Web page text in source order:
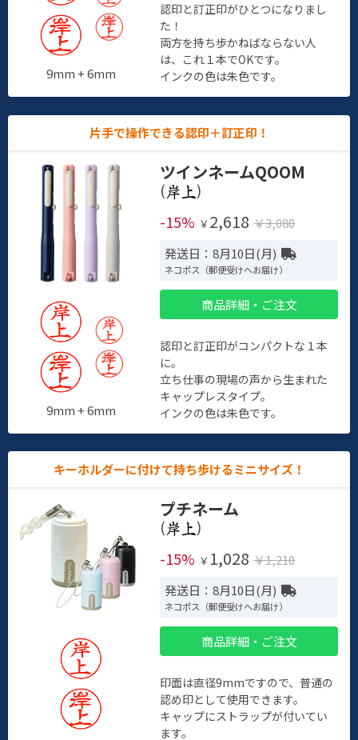
9mm + 6mm
認印と訂正印がひとつになりまし
た！
両方を持ち歩かねばならない人
は、これ１本でOKです。
インクの色は朱色です。
片手で操作できる認印＋訂正印！
9mm + 6mm
ツインネームQOOM
(
)
-15% ￥ 2,618 ￥3,080
発送日：8月10日(月)
ネコポス（郵便受けへお届け）
商品詳細・ご注文
認印と訂正印がコンパクトな１本
に。
立ち仕事の現場の声から生まれた
キャップレスタイプ。
インクの色は朱色です。
キーホルダーに付けて持ち歩けるミニサイズ！
プチネーム
(
)
-15% ￥ 1,028 ￥1,210
発送日：8月10日(月)
ネコポス（郵便受けへお届け）
商品詳細・ご注文
印面は直径9mmですので、普通の
認め印として使用できます。
キャップにストラップが付いてい
ます。